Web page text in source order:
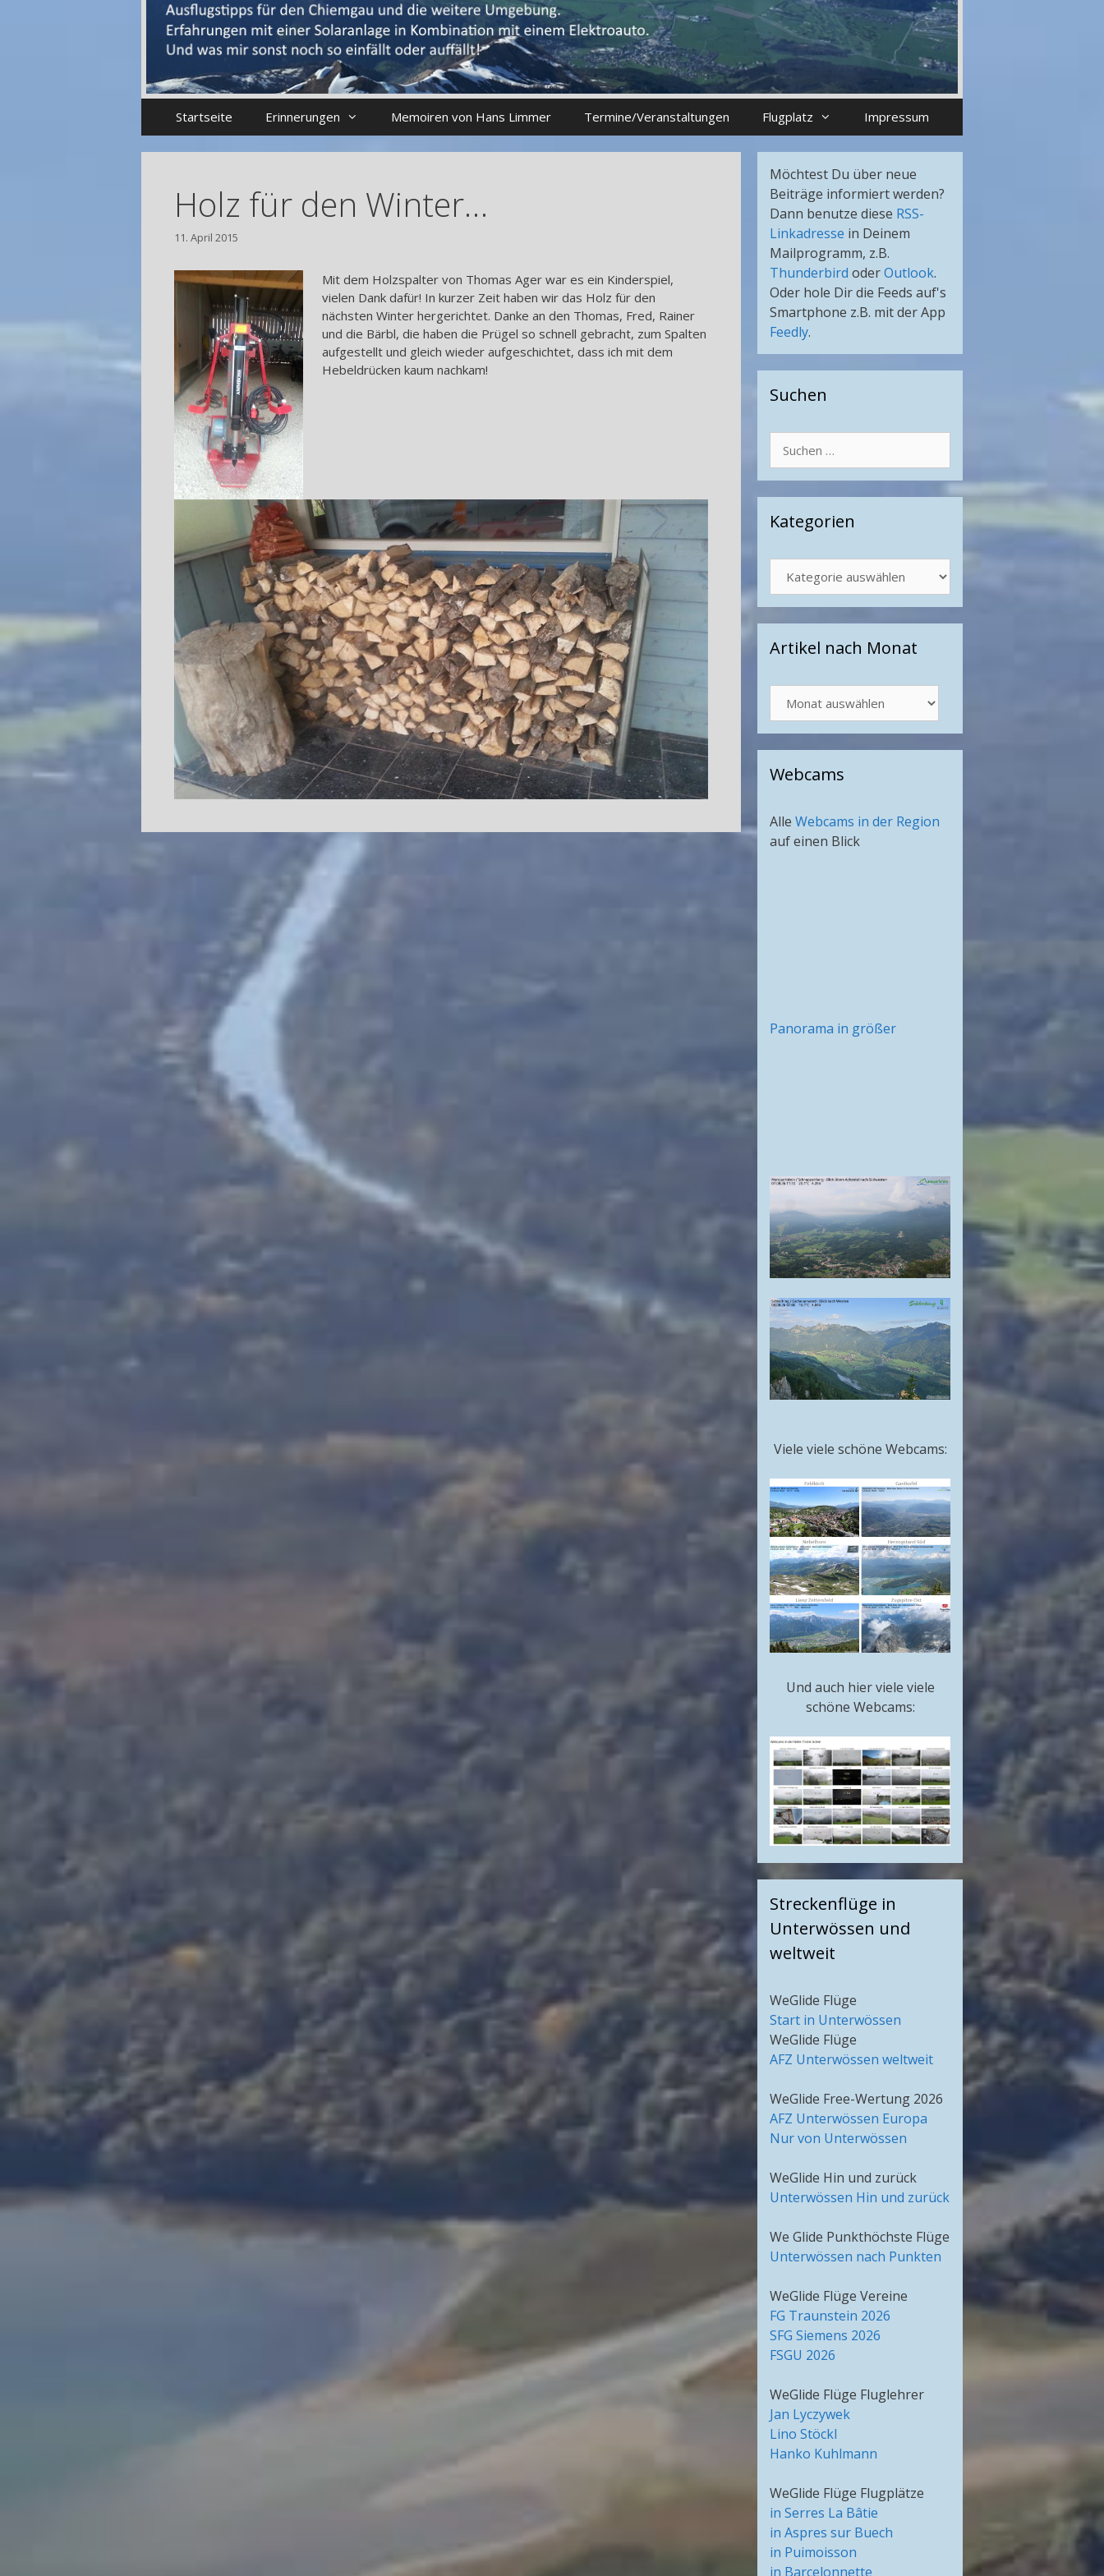
Startseite Erinnerungen Memoiren von Hans Limmer Termine/Veranstaltungen Flugplatz Impressum
Holz für den Winter…
11. April 2015
Mit dem Holzspalter von Thomas Ager war es ein Kinderspiel,
vielen Dank dafür! In kurzer Zeit haben wir das Holz für den
nächsten Winter hergerichtet. Danke an den Thomas, Fred, Rainer
und die Bärbl, die haben die Prügel so schnell gebracht, zum Spalten
aufgestellt und gleich wieder aufgeschichtet, dass ich mit dem
Hebeldrücken kaum nachkam!
Möchtest Du über neue
Beiträge informiert werden?
Dann benutze diese RSS-
Linkadresse in Deinem
Mailprogramm, z.B.
Thunderbird oderOutlook.
Oder hole Dir die Feeds auf's
Smartphone z.B. mit der App
Feedly.
Suchen
nach:
Kategorien
Artikel nach Monat
nach
Monat
Webcams
Alle Webcams in der Region
auf einen Blick
Panorama in größer
Viele viele schöne Webcams:
Und auch hier viele viele
schöne Webcams:
Streckenflüge in
Unterwössen und
weltweit
WeGlide Flüge
Start in Unterwössen
WeGlide Flüge
AFZ Unterwössen weltweit
WeGlide Free-Wertung 2026
AFZ Unterwössen Europa
Nur von Unterwössen
WeGlide Hin und zurück
Unterwössen Hin und zurück
We Glide Punkthöchste Flüge
Unterwössen nach Punkten
WeGlide Flüge Vereine
FG Traunstein 2026
SFG Siemens 2026
FSGU 2026
WeGlide Flüge Fluglehrer
Jan Lyczywek
Lino Stöckl
Hanko Kuhlmann
WeGlide Flüge Flugplätze
in Serres La Bâtie
in Aspres sur Buech
in Puimoisson
in Barcelonnette